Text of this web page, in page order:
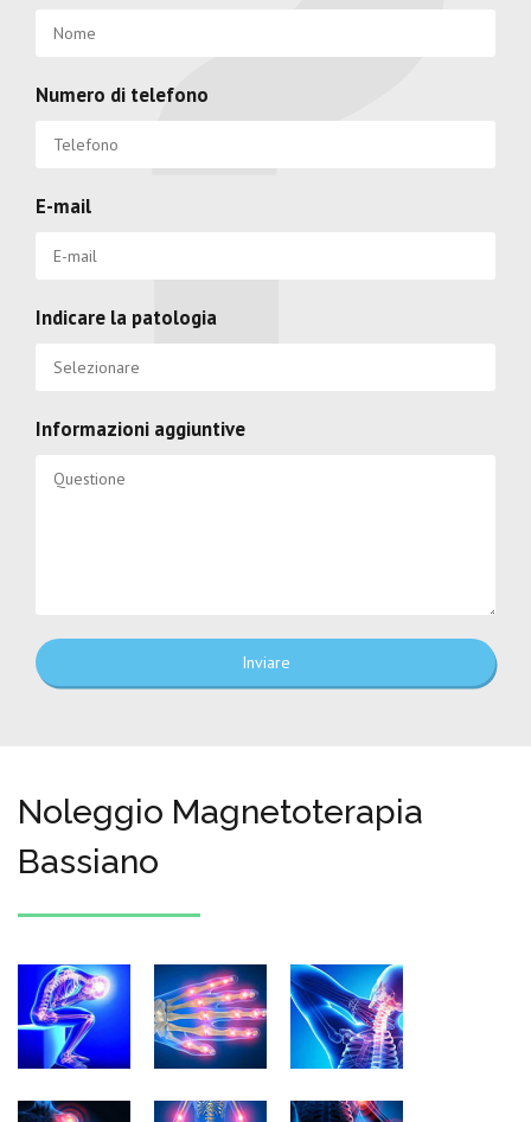
Numero di telefono
E-mail
Indicare la patologia
Informazioni aggiuntive
Inviare
Noleggio Magnetoterapia
Bassiano